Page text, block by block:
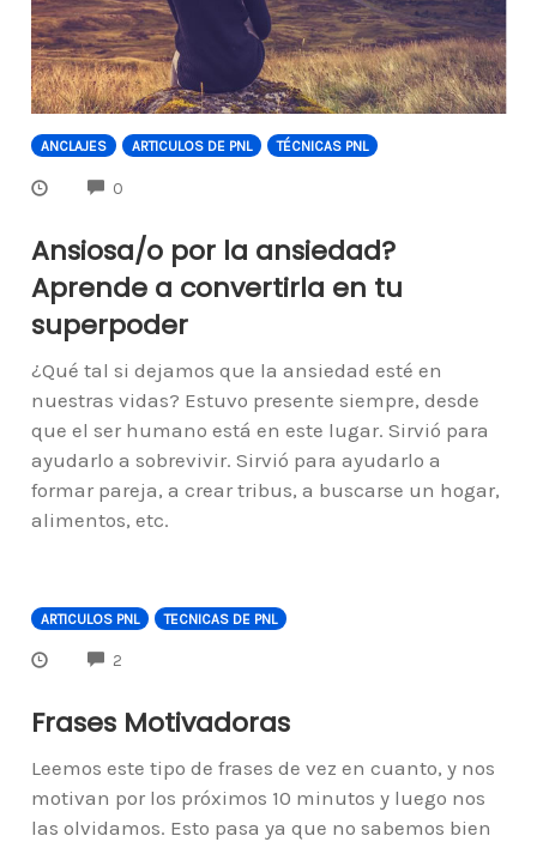
ANCLAJES ARTICULOS DE PNL TÉCNICAS PNL
0
Ansiosa/o por la ansiedad?
Aprende a convertirla en tu
superpoder
¿Qué tal si dejamos que la ansiedad esté en
nuestras vidas? Estuvo presente siempre, desde
que el ser humano está en este lugar. Sirvió para
ayudarlo a sobrevivir. Sirvió para ayudarlo a
formar pareja, a crear tribus, a buscarse un hogar,
alimentos, etc.
ARTICULOS PNL TECNICAS DE PNL
2
Frases Motivadoras
Leemos este tipo de frases de vez en cuanto, y nos
motivan por los próximos 10 minutos y luego nos
las olvidamos. Esto pasa ya que no sabemos bien